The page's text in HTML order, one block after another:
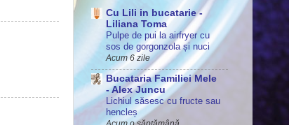
Cu Lili in bucatarie -
Liliana Toma
Pulpe de pui la airfryer cu
sos de gorgonzola și nuci
Acum 6 zile
Bucataria Familiei Mele
- Alex Juncu
Lichiul săsesc cu fructe sau
hencleș